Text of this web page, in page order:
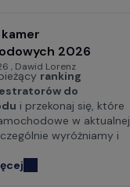
2026
, Dawid Lorenz
ranking
do
i przekonaj się, które
w aktualnej
wyróżniamy i